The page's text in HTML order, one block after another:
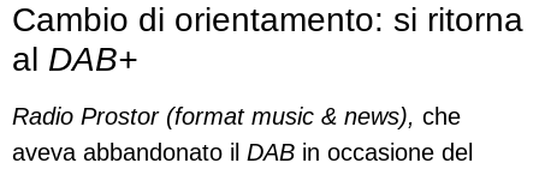
Cambio di orientamento: si ritorna
al DAB+
Radio Prostor (format music & news), che
aveva abbandonato il DAB in occasione del